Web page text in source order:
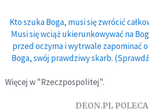
Kto szuka Boga, musi się zwrócić
Musi się wciąż ukierunkowywać na
przed oczyma i wytrwale zapominać
Boga, swój prawdziwy skarb.
Więcej w "Rzeczpospolitej".
DEON.PL POLECA